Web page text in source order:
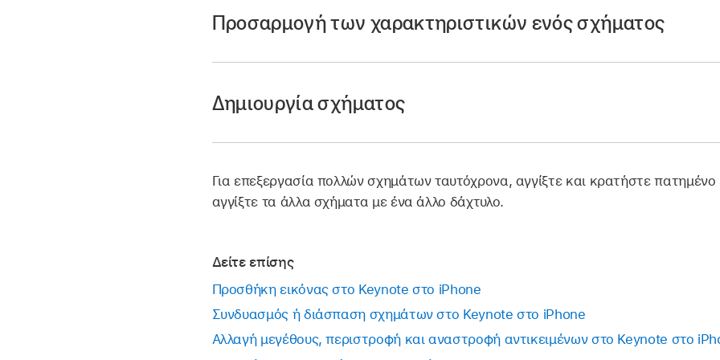
Προσαρμογή των χαρακτηριστικών ενός σχήματος
Δημιουργία σχήματος
Ανοίξτε μια παρουσίαση, αγγίξτε το
ακολουθήστε τις οδηγίες στην οθόνη για να μοιραστείτε το ηλικιακό σας
Παραγωγή σχημάτων δεν είναι διαθέσιμη για όλες τις ηλικίες, συνεπώς ένας
Για επεξεργασία πολλών σχημάτων ταυτόχρονα, αγγίξτε και κρατήστε
αγγίξτε τα άλλα σχήματα με ένα άλλο δάχτυλο.
Δείτε επίσης
Προσθήκη εικόνας στο Keynote στο iPhone
Συνδυασμός ή διάσπαση σχημάτων στο Keynote στο iPhone
Αλλαγή μεγέθους, περιστροφή και αναστροφή αντικειμένων στο Keynote στο